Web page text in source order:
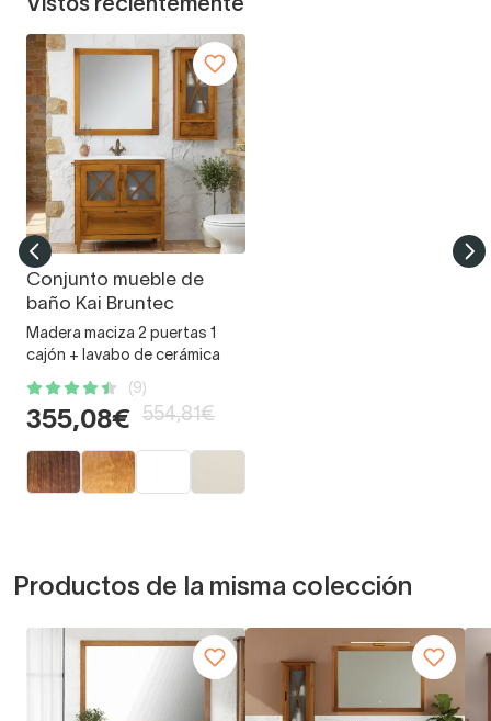
Vistos recientemente
Conjunto mueble de
baño Kai Bruntec
Madera maciza 2 puertas 1
cajón + lavabo de cerámica
(9)
355,08€ 554,81€
Productos de la misma colección